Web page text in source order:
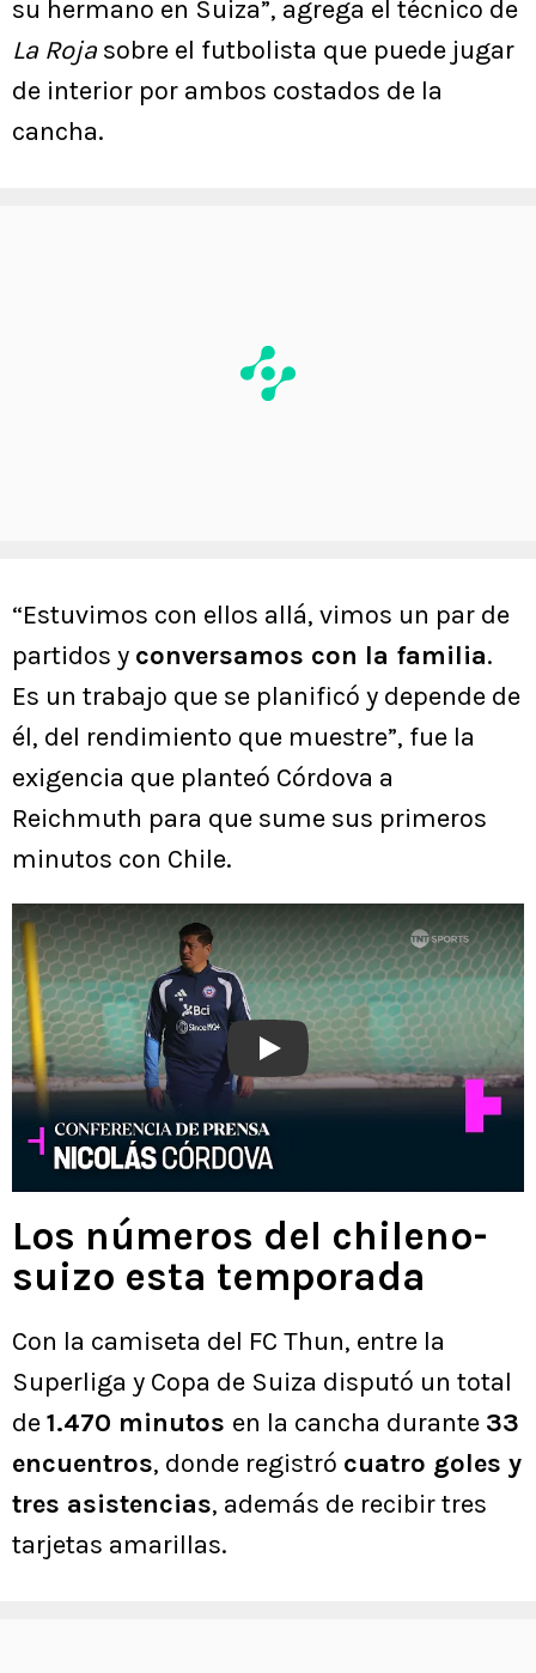
su hermano en Suiza”, agrega el técnico de
La Roja sobre el futbolista que puede jugar
de interior por ambos costados de la
cancha.
“Estuvimos con ellos allá, vimos un par de
partidos y conversamos con la familia.
Es un trabajo que se planificó y depende de
él, del rendimiento que muestre”, fue la
exigencia que planteó Córdova a
Reichmuth para que sume sus primeros
minutos con Chile.
Play
Los números del chileno-
suizo esta temporada
Con la camiseta del FC Thun, entre la
Superliga y Copa de Suiza disputó un total
de1.470 minutos en la cancha durante 33
encuentros, donde registró cuatro goles y
tres asistencias, además de recibir tres
tarjetas amarillas.